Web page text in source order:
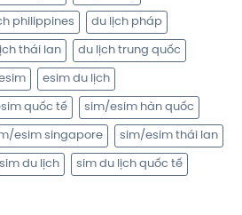
philippines du lịch pháp
thái lan du lịch trung quốc
esim du lịch
quốc tế sim/esim hàn quốc
esim singapore sim/esim thái lan
sim du lịch sim du lịch quốc tế